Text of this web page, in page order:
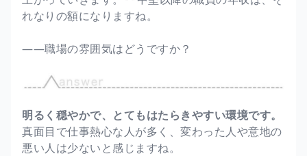
れなりの額になりますね。
――職場の雰囲気はどうですか？
明るく穏やかで、とてもはたらきやすい環境です。
真面目で仕事熱心な人が多く、変わった人や意地の
悪い人は少ないと感じますね。